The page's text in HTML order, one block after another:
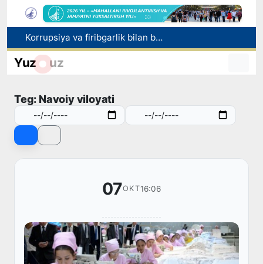
Korrupsiya va firibgarlik bilan bog‘liq holatlar aniqlandi
Sirdaryo viloyatida noqonuniy baliq ovlash holatiga chek qo'yildi
Olmaliqdagi Mis boyitish fabrikasida magistral quvur yorildi
Yuz uz
Teg: Navoiy viloyati
07OKT16:06